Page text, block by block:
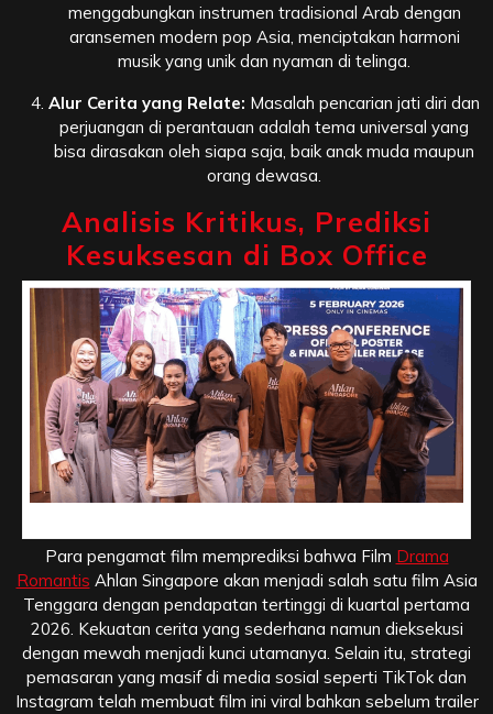
menggabungkan instrumen tradisional Arab dengan
aransemen modern pop Asia, menciptakan harmoni
musik yang unik dan nyaman di telinga.
Alur Cerita yang Relate: Masalah pencarian jati diri dan
perjuangan di perantauan adalah tema universal yang
bisa dirasakan oleh siapa saja, baik anak muda maupun
orang dewasa.
Analisis Kritikus, Prediksi
Kesuksesan di Box Office
Para pengamat film memprediksi bahwa Film Drama
Romantis Ahlan Singapore akan menjadi salah satu film Asia
Tenggara dengan pendapatan tertinggi di kuartal pertama
2026. Kekuatan cerita yang sederhana namun dieksekusi
dengan mewah menjadi kunci utamanya. Selain itu, strategi
pemasaran yang masif di media sosial seperti TikTok dan
Instagram telah membuat film ini viral bahkan sebelum trailer